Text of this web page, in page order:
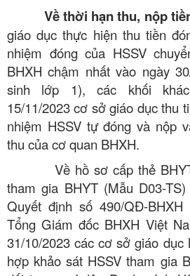
Về thời hạn thu, nộp
giáo dục thực hiện thu tiền
nhiệm đóng của HSSV
BHXH chậm nhất vào ngày
sinh lớp 1), các khối
15/11/2023 cơ sở giáo dục thu
nhiệm HSSV tự đóng và nộp
thu của cơ quan BHXH.
Về hồ sơ cấp thẻ BHYT:
tham gia BHYT (Mẫu D03-
Quyết định số 490/QĐ-BHXH
Tổng Giám đốc BHXH Việt
31/10/2023 các cơ sở giáo dục
hợp khảo sát HSSV tham gia